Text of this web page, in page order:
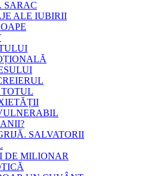
SARAC
ALE IUBIRII
SALVATORII
DE MILIONAR